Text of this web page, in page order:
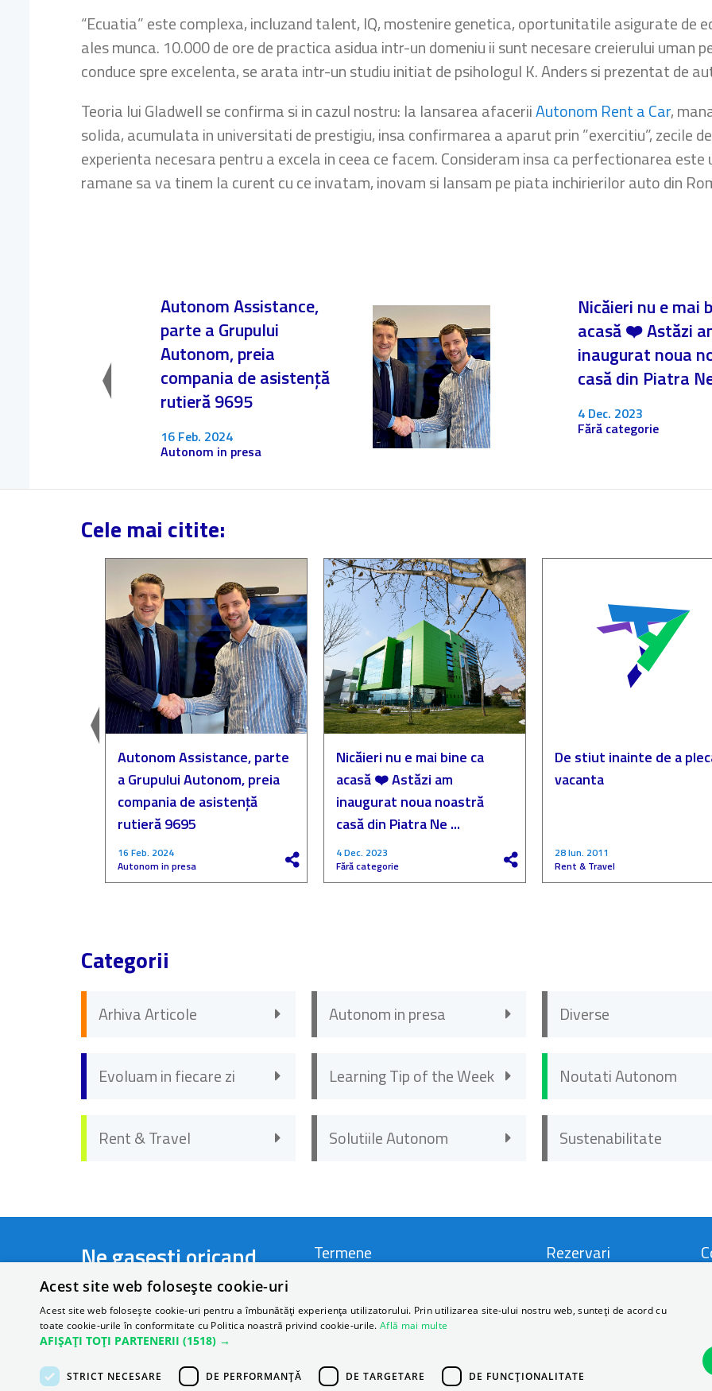
“Ecuatia” este complexa, incluzand talent, IQ, mostenire genetica, oportunitatile asigurate de
ales munca. 10.000 de ore de practica asidua intr-un domeniu ii sunt necesare creierului uman
conduce spre excelenta, se arata intr-un studiu initiat de psihologul K. Anders si prezentat de
Teoria lui Gladwell se confirma si in cazul nostru: la lansarea afaceriiAutonom Rent a Car,
solida, acumulata in universitati de prestigiu, insa confirmarea a aparut prin ”exercitiu”, zecile
experienta necesara pentru a excela in ceea ce facem. Consideram insa ca perfectionarea
ramane sa va tinem la curent cu ce invatam, inovam si lansam pe piata inchirierilor auto din
Autonom Assistance,
parte a Grupului
Autonom, preia
compania de asistență
rutieră 9695
16 Feb. 2024
Autonom in presa
Nicăieri nu e mai
acasă ❤️ Astăzi
inaugurat noua
casă din Piatra
4 Dec. 2023
Fără categorie
Cele mai citite:
Autonom Assistance, parte
a Grupului Autonom, preia
compania de asistență
rutieră 9695
16 Feb. 2024
Autonom in presa
Nicăieri nu e mai bine ca
acasă ❤️ Astăzi am
inaugurat noua noastră
casă din Piatra Ne ...
4 Dec. 2023
Fără categorie
De stiut inainte de a
vacanta
28 Iun. 2011
Rent & Travel
Categorii
Arhiva Articole Autonom in presa Diverse
Evoluam in fiecare zi Learning Tip of the Week Noutati Autonom
Rent & Travel Solutiile Autonom Sustenabilitate
Ne gasesti oricand
Telefon:+40 721 44 22 66
Email:rezervari@autonom.com
Termene
Termeni si Conditii
Politica de Prelucrare a Datelor
Rezervari
Locatii
Acest site web folosește cookie-uri
Acest site web folosește cookie-uri pentru a îmbunătăți experiența utilizatorului. Prin utilizarea site-ului nostru web, sunteți de acord cu
toate cookie-urile în conformitate cu Politica noastră privind cookie-urile.Află mai multe
AFIȘAȚI TOȚI PARTENERII (1518) →
STRICT NECESARE DE PERFORMANȚĂ DE TARGETARE DE FUNCŢIONALITATE